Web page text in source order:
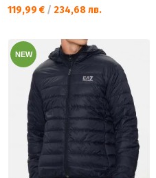
Текуща цена:
119,99 € / 234,68 лв.
NEW